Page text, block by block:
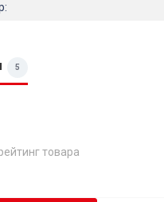
5
товара